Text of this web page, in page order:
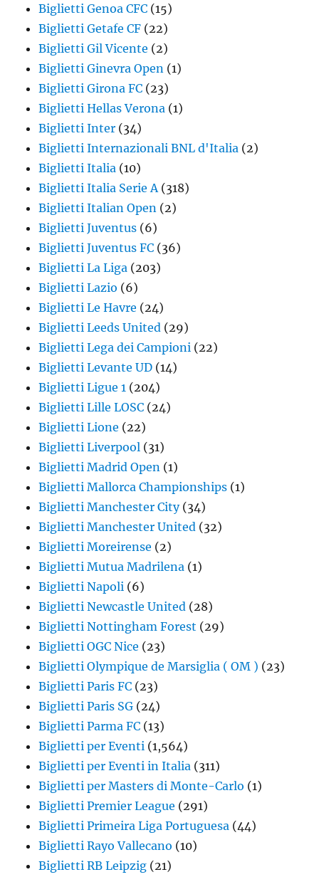
Biglietti Genoa CFC (15)
Biglietti Getafe CF (22)
Biglietti Gil Vicente (2)
Biglietti Ginevra Open (1)
Biglietti Girona FC (23)
Biglietti Hellas Verona (1)
Biglietti Inter (34)
Biglietti Internazionali BNL d'Italia (2)
Biglietti Italia (10)
Biglietti Italia Serie A (318)
Biglietti Italian Open (2)
Biglietti Juventus (6)
Biglietti Juventus FC (36)
Biglietti La Liga (203)
Biglietti Lazio (6)
Biglietti Le Havre (24)
Biglietti Leeds United (29)
Biglietti Lega dei Campioni (22)
Biglietti Levante UD (14)
Biglietti Ligue 1 (204)
Biglietti Lille LOSC (24)
Biglietti Lione (22)
Biglietti Liverpool (31)
Biglietti Madrid Open (1)
Biglietti Mallorca Championships (1)
Biglietti Manchester City(34)
Biglietti Manchester United (32)
Biglietti Moreirense (2)
Biglietti Mutua Madrilena (1)
Biglietti Napoli (6)
Biglietti Newcastle United (28)
Biglietti Nottingham Forest (29)
Biglietti OGC Nice (23)
Biglietti Olympique de Marsiglia ( OM ) (23)
Biglietti Paris FC (23)
Biglietti Paris SG (24)
Biglietti Parma FC (13)
Biglietti per Eventi (1,564)
Biglietti per Eventi in Italia (311)
Biglietti per Masters di Monte-Carlo (1)
Biglietti Premier League (291)
Biglietti Primeira Liga Portuguesa (44)
Biglietti Rayo Vallecano (10)
Biglietti RB Leipzig (21)